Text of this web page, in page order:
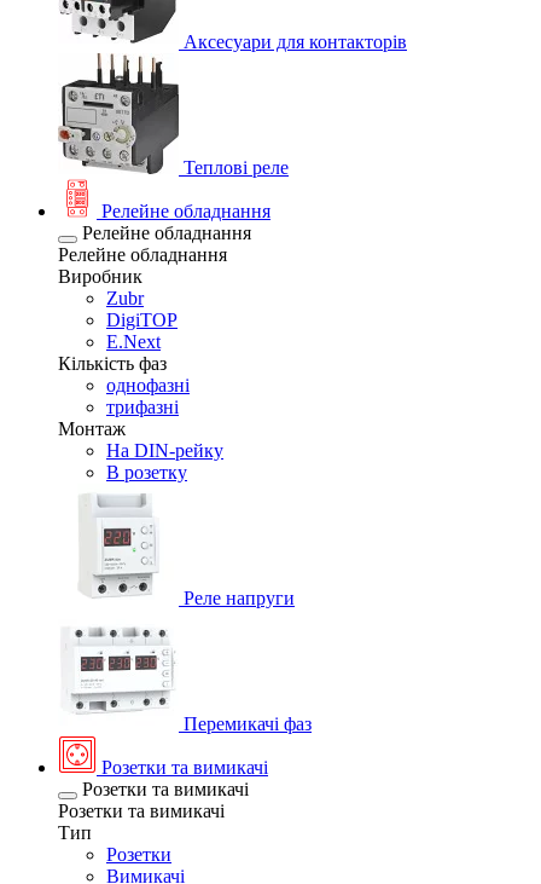
Аксесуари для контакторів
Теплові реле
Релейне обладнання
Релейне обладнання
Релейне обладнання
Виробник
Zubr
DigiTOP
E.Next
Кількість фаз
однофазні
трифазні
Монтаж
На DIN-рейку
В розетку
Реле напруги
Перемикачі фаз
Розетки та вимикачі
Розетки та вимикачі
Розетки та вимикачі
Тип
Розетки
Вимикачі